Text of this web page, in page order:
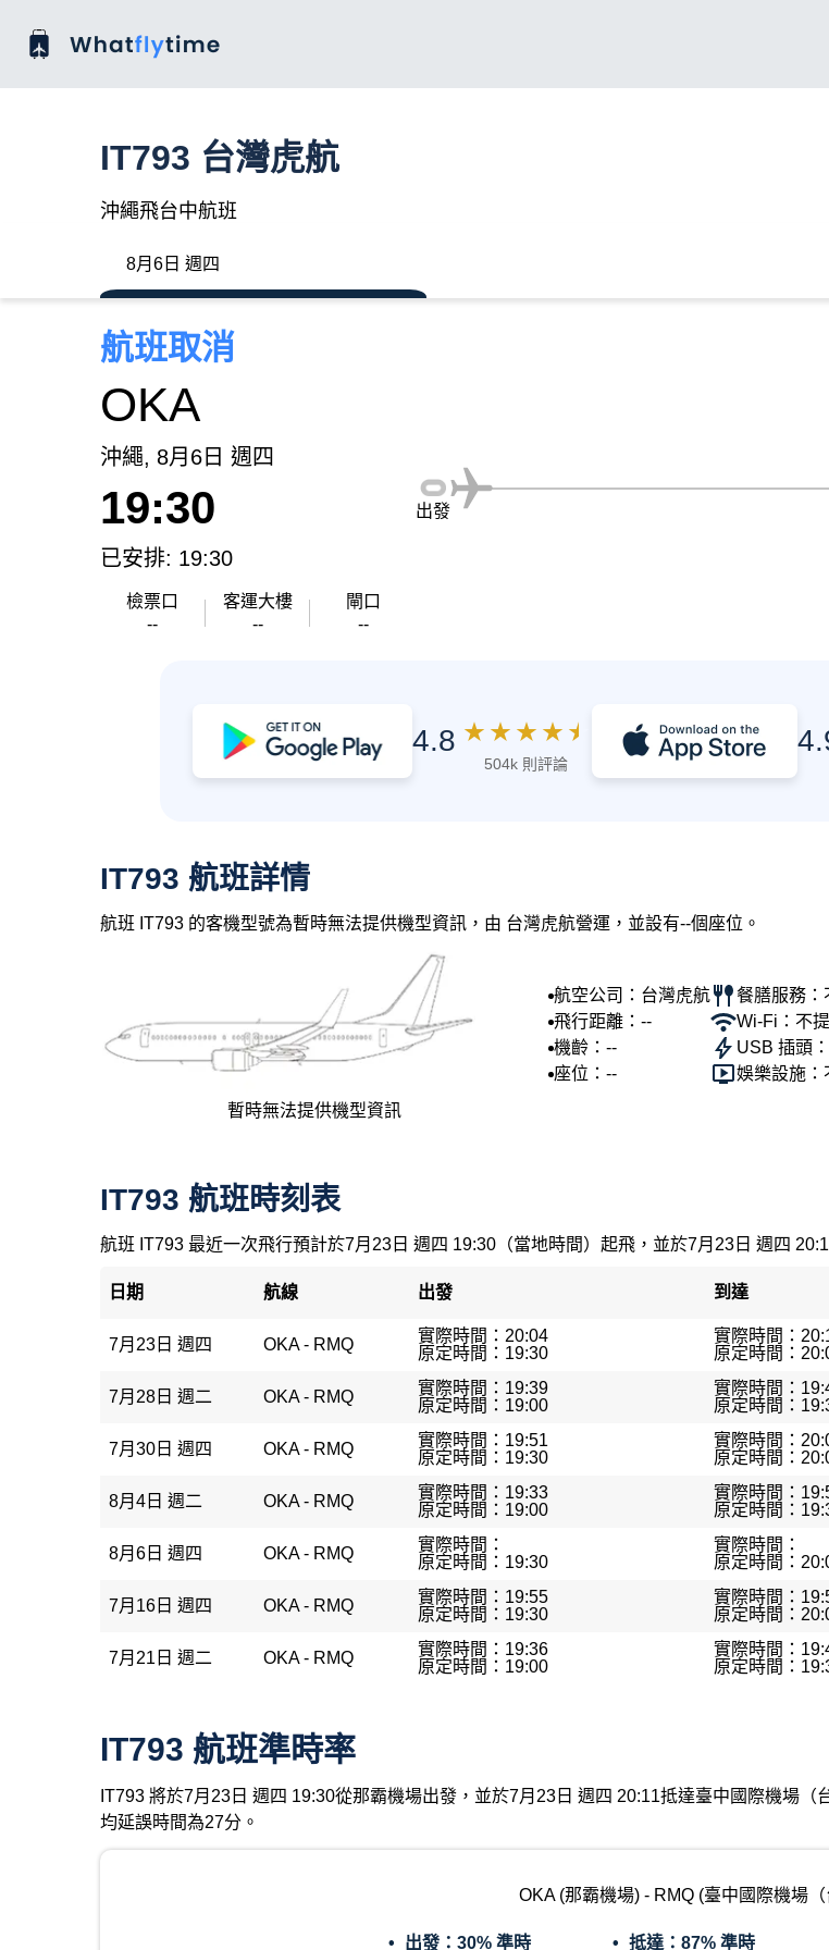
IT793 台灣虎航
沖繩飛台中航班
8月6日 週四
航班取消
OKA
沖繩, 8月6日 週四
19:30
已安排: 19:30
檢票口
--
客運大樓
--
閘口
--
出發
4.8 ★ ★ ★ ★ ★
504k 則評論
IT793 航班詳情
航班 IT793 的客機型號為暫時無法提供機型資訊，由 台灣虎航營運，並設有--個座位。
暫時無法提供機型資訊
航空公司：台灣虎航
飛行距離：--
機齡：--
座位：--
餐膳服務：
Wi-Fi：不
USB 插頭
娛樂設施：
IT793 航班時刻表
航班 IT793 最近一次飛行預計於7月23日 週四 19:30（當地時間）起飛，並於7月23日 週四
日期 航線 出發 到達
7月23日 週四 OKA - RMQ
實際時間：20:04
原定時間：19:30
實際時間：
原定時間：
7月28日 週二 OKA - RMQ
實際時間：19:39
原定時間：19:00
實際時間：
原定時間：
7月30日 週四 OKA - RMQ
實際時間：19:51
原定時間：19:30
實際時間：
原定時間：
8月4日 週二 OKA - RMQ
實際時間：19:33
原定時間：19:00
實際時間：
原定時間：
8月6日 週四 OKA - RMQ
實際時間：
原定時間：19:30
實際時間：
原定時間：
7月16日 週四 OKA - RMQ
實際時間：19:55
原定時間：19:30
實際時間：
原定時間：
7月21日 週二 OKA - RMQ
實際時間：19:36
原定時間：19:00
實際時間：
原定時間：
IT793 航班準時率
IT793 將於7月23日 週四 19:30從那霸機場出發，並於7月23日 週四 20:11抵達臺中國際機場
均延誤時間為27分。
OKA (那霸機場) - RMQ (臺中國際機場
出發： 30% 準時 抵達： 87% 準時